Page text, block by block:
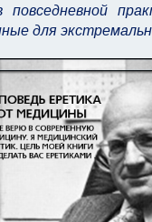
повседневной
для